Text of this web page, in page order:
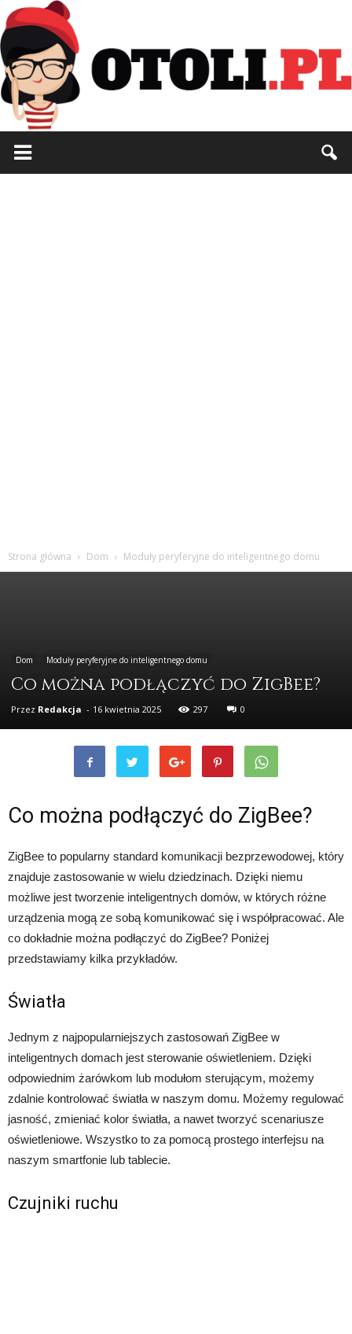
Strona główna Dom Moduły peryferyjne do inteligentnego domu
Dom Moduły peryferyjne do inteligentnego domu
Co można podłączyć do ZigBee?
Przez Redakcja - 16 kwietnia 2025 297 0
Co można podłączyć do ZigBee?
ZigBee to popularny standard komunikacji bezprzewodowej, który
znajduje zastosowanie w wielu dziedzinach. Dzięki niemu
możliwe jest tworzenie inteligentnych domów, w których różne
urządzenia mogą ze sobą komunikować się i współpracować. Ale
co dokładnie można podłączyć do ZigBee? Poniżej
przedstawiamy kilka przykładów.
Światła
Jednym z najpopularniejszych zastosowań ZigBee w
inteligentnych domach jest sterowanie oświetleniem. Dzięki
odpowiednim żarówkom lub modułom sterującym, możemy
zdalnie kontrolować światła w naszym domu. Możemy regulować
jasność, zmieniać kolor światła, a nawet tworzyć scenariusze
oświetleniowe. Wszystko to za pomocą prostego interfejsu na
naszym smartfonie lub tablecie.
Czujniki ruchu